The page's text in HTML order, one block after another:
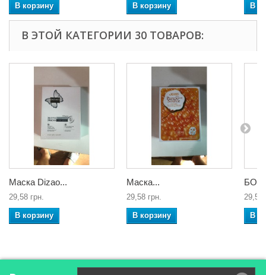
В корзину В корзину В
В ЭТОЙ КАТЕГОРИИ 30 ТОВАРОВ:
Маска Dizao...
29,58 грн.
В корзину
Маска...
29,58 грн.
В корзину
29,58
В